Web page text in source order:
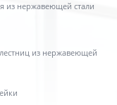
из нержавеющей стали
из нержавеющей